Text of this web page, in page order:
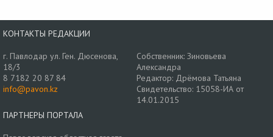
КОНТАКТЫ РЕДАКЦИИ
г. Павлодар ул. Ген. Дюсенова,
18/3
8 7182 20 87 84
info@pavon.kz
Собственник: Зиновьева
Александра
Редактор: Дрёмова Татьяна
Свидетельство: 15058-ИА от
14.01.2015
ПАРТНЕРЫ ПОРТАЛА